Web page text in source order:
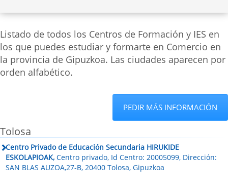
Listado de todos los Centros de Formación y IES en
los que puedes estudiar y formarte en Comercio en
la provincia de Gipuzkoa. Las ciudades aparecen por
orden alfabético.
PEDIR MÁS INFORMACIÓN
Tolosa
Centro Privado de Educación Secundaria HIRUKIDE
ESKOLAPIOAK, Centro privado, Id Centro: 20005099, Dirección:
SAN BLAS AUZOA,27-B, 20400 Tolosa, Gipuzkoa